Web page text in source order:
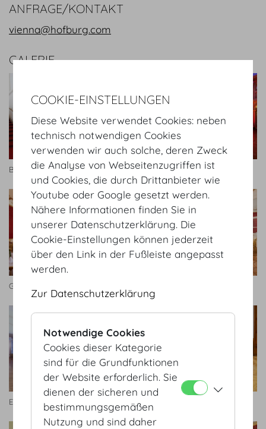
ANFRAGE/KONTAKT
vienna@hofburg.com
GALERIE
Botschafterstiege Zeremoniensaal Bankett
Geheime Ratstube Bankett
Entreezimmer
COOKIE-EINSTELLUNGEN
Diese Website verwendet Cookies: neben
technisch notwendigen Cookies
verwenden wir auch solche, deren Zweck
die Analyse von Webseitenzugriffen ist
und Cookies, die durch Drittanbieter wie
Youtube oder Google gesetzt werden.
Nähere Informationen finden Sie in
unserer Datenschutzerklärung. Die
Cookie-Einstellungen können jederzeit
über den Link in der Fußleiste angepasst
werden.
Zur Datenschutzerklärung
Notwendige Cookies
Cookies dieser Kategorie
sind für die Grundfunktionen
der Website erforderlich. Sie
dienen der sicheren und
bestimmungsgemäßen
Nutzung und sind daher